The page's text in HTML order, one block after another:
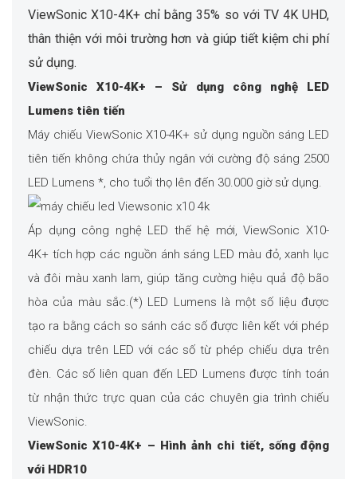
ViewSonic X10-4K+ chỉ bằng 35% so với TV 4K UHD,
thân thiện với môi trường hơn và giúp tiết kiệm chi phí
sử dụng.
ViewSonic X10-4K+ – Sử dụng công nghệ LED
Lumens tiên tiến
Máy chiếu ViewSonic X10-4K+ sử dụng nguồn sáng LED
tiên tiến không chứa thủy ngân với cường độ sáng 2500
LED Lumens *, cho tuổi thọ lên đến 30.000 giờ sử dụng.
Áp dụng công nghệ LED thế hệ mới, ViewSonic X10-
4K+ tích hợp các nguồn ánh sáng LED màu đỏ, xanh lục
và đôi màu xanh lam, giúp tăng cường hiệu quả độ bão
hòa của màu sắc.(*) LED Lumens là một số liệu được
tạo ra bằng cách so sánh các số được liên kết với phép
chiếu dựa trên LED với các số từ phép chiếu dựa trên
đèn. Các số liên quan đến LED Lumens được tính toán
từ nhận thức trực quan của các chuyên gia trình chiếu
ViewSonic.
ViewSonic X10-4K+ – Hình ảnh chi tiết, sống động
với HDR10